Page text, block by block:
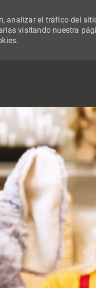
analizar el tráfico del
visitando nuestra